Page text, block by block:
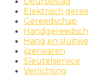
Elektrisch
Gereedschap
Hang en
ijzerwaren
Sleutelservice
Verlichting